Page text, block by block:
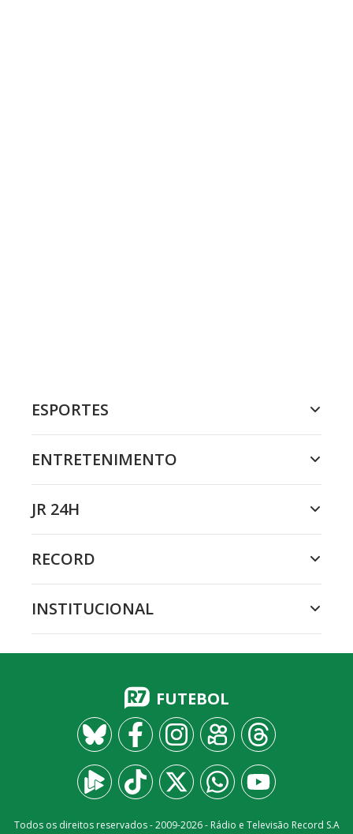
ESPORTES
ENTRETENIMENTO
JR 24H
RECORD
INSTITUCIONAL
FUTEBOL
Todos os direitos reservados - 2009-2026- Rádio e Televisão Record S.A